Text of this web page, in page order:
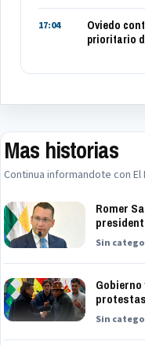
17:04
Oviedo
prioritario
Mas historias
Continua informandote con El
Romer
Sin
Sin